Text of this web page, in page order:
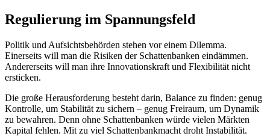
Regulierung im Spannungsfeld
Politik und Aufsichtsbehörden stehen vor einem Dilemma.
Einerseits will man die Risiken der Schattenbanken eindämmen.
Andererseits will man ihre Innovationskraft und Flexibilität nicht
ersticken.
Die große Herausforderung besteht darin, Balance zu finden: genug
Kontrolle, um Stabilität zu sichern – genug Freiraum, um Dynamik
zu bewahren. Denn ohne Schattenbanken würde vielen Märkten
Kapital fehlen. Mit zu viel Schattenbankmacht droht Instabilität.